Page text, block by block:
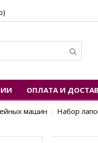
ОПЛАТА И
машин
Набор